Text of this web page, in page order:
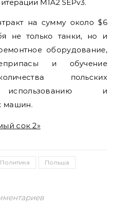
M1A2 SEPv3.
на сумму около $6
не только танки, но и
оборудование,
и обучение
польских
использованию и
машин.
сок 2»
Политика
Польша